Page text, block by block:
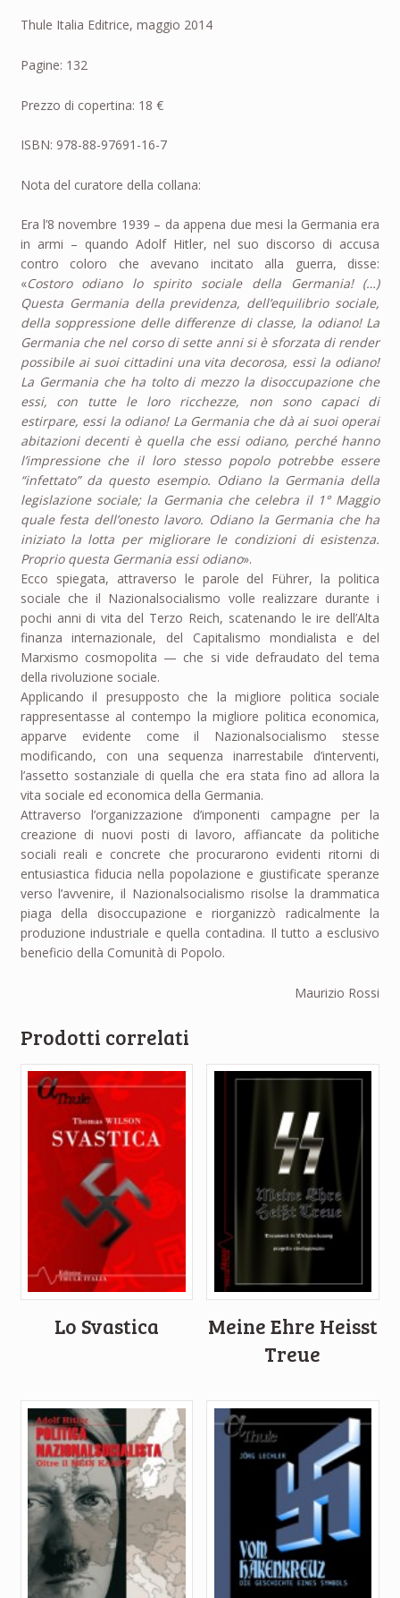
Thule Italia Editrice, maggio 2014
Pagine: 132
Prezzo di copertina: 18 €
ISBN: 978-88-97691-16-7
Nota del curatore della collana:
Era l’8 novembre 1939 – da appena due mesi la Germania era
in armi – quando Adolf Hitler, nel suo discorso di accusa
contro coloro che avevano incitato alla guerra, disse:
«Costoro odiano lo spirito sociale della Germania! (…)
Questa Germania della previdenza, dell’equilibrio sociale,
della soppressione delle differenze di classe, la odiano! La
Germania che nel corso di sette anni si è sforzata di render
possibile ai suoi cittadini una vita decorosa, essi la odiano!
La Germania che ha tolto di mezzo la disoccupazione che
essi, con tutte le loro ricchezze, non sono capaci di
estirpare, essi la odiano! La Germania che dà ai suoi operai
abitazioni decenti è quella che essi odiano, perché hanno
l’impressione che il loro stesso popolo potrebbe essere
“infettato” da questo esempio. Odiano la Germania della
legislazione sociale; la Germania che celebra il 1° Maggio
quale festa dell’onesto lavoro. Odiano la Germania che ha
iniziato la lotta per migliorare le condizioni di esistenza.
Proprio questa Germania essi odiano».
Ecco spiegata, attraverso le parole del Führer, la politica
sociale che il Nazionalsocialismo volle realizzare durante i
pochi anni di vita del Terzo Reich, scatenando le ire dell’Alta
finanza internazionale, del Capitalismo mondialista e del
Marxismo cosmopolita — che si vide defraudato del tema
della rivoluzione sociale.
Applicando il presupposto che la migliore politica sociale
rappresentasse al contempo la migliore politica economica,
apparve evidente come il Nazionalsocialismo stesse
modificando, con una sequenza inarrestabile d’interventi,
l’assetto sostanziale di quella che era stata fino ad allora la
vita sociale ed economica della Germania.
Attraverso l’organizzazione d’imponenti campagne per la
creazione di nuovi posti di lavoro, affiancate da politiche
sociali reali e concrete che procurarono evidenti ritorni di
entusiastica fiducia nella popolazione e giustificate speranze
verso l’avvenire, il Nazionalsocialismo risolse la drammatica
piaga della disoccupazione e riorganizzò radicalmente la
produzione industriale e quella contadina. Il tutto a esclusivo
beneficio della Comunità di Popolo.
Maurizio Rossi
Prodotti correlati
Lo Svastica
Meine Ehre Heisst
Treue